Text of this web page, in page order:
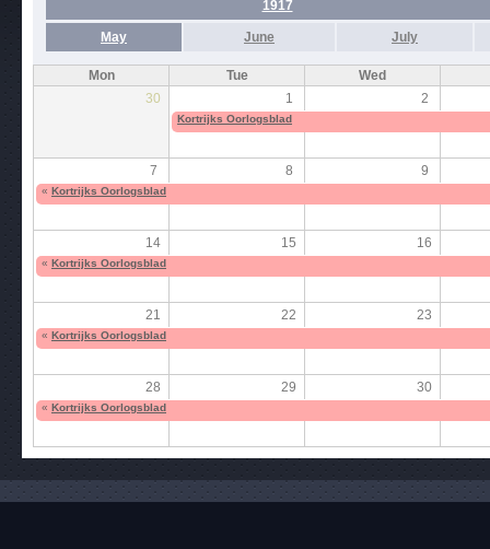
1917
May June July
Mon Tue
Wed
30
1 2
Kortrijks Oorlogsblad
7 8 9
« Kortrijks Oorlogsblad
14 15 16
« Kortrijks Oorlogsblad
21 22 23
« Kortrijks Oorlogsblad
28 29 30
« Kortrijks Oorlogsblad